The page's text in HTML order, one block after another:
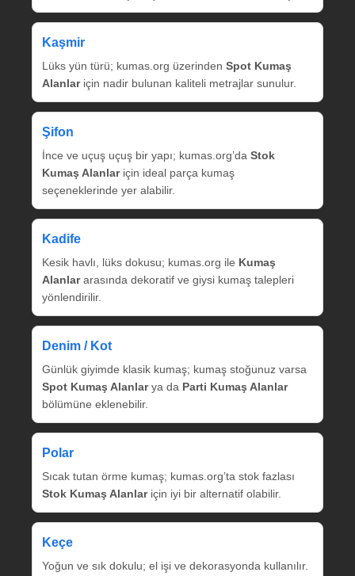
Kaşmir
Lüks yün türü; kumas.org üzerinden Spot Kumaş
Alanlariçin nadir bulunan kaliteli metrajlar sunulur.
Şifon
İnce ve uçuş uçuş bir yapı; kumas.org’da Stok
Kumaş Alanlariçin ideal parça kumaş
seçeneklerinde yer alabilir.
Kadife
Kesik havlı, lüks dokusu; kumas.org ile Kumaş
Alanlararasında dekoratif ve giysi kumaş talepleri
yönlendirilir.
Denim / Kot
Günlük giyimde klasik kumaş; kumaş stoğunuz varsa
Spot Kumaş Alanlarya da Parti Kumaş Alanlar
bölümüne eklenebilir.
Polar
Sıcak tutan örme kumaş; kumas.org’ta stok fazlası
Stok Kumaş Alanlariçin iyi bir alternatif olabilir.
Keçe
Yoğun ve sık dokulu; el işi ve dekorasyonda kullanılır.